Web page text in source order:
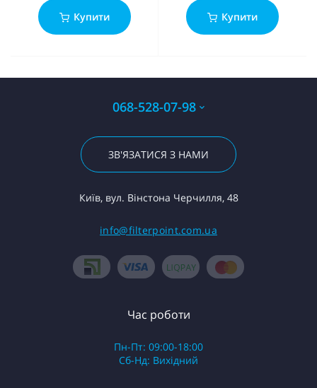
Купити Купити
068-528-07-98
ЗВ'ЯЗАТИСЯ З НАМИ
Київ, вул. Вінстона Черчилля, 48
info@filterpoint.com.ua
Час роботи
Пн-Пт: 09:00-18:00
Сб-Нд: Вихідний